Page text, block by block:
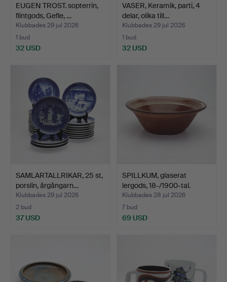
EUGEN TROST. sopterrin,
flintgods, Gefle, …
Klubbades 29 jul 2026
1 bud
32 USD
VASER, Keramik, parti, 4
delar, olika till…
Klubbades 29 jul 2026
1 bud
32 USD
SAMLARTALLRIKAR, 25 st,
porslin, årgångarn…
Klubbades 29 jul 2026
2 bud
37 USD
SPILLKUM, glaserat
lergods, 18-/1900-tal.
Klubbades 28 jul 2026
7 bud
69 USD